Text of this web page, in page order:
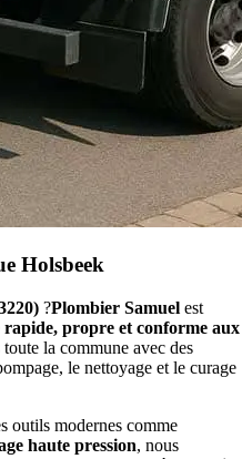
Holsbeek
?Plombier Samuel est
rapide, propre et conforme aux
la commune avec des
le nettoyage et le curage
outils modernes comme
haute pression, nous